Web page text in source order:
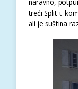
naravno,
treći Split u
ali je suština